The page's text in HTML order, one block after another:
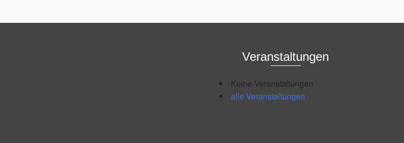
Veranstaltungen
Keine Veranstaltungen
alle Veranstaltungen